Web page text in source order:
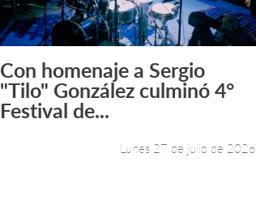
Leer más +
Con homenaje a Sergio
"Tilo" González culminó 4°
Festival de...
Lunes 27 de julio de 2026